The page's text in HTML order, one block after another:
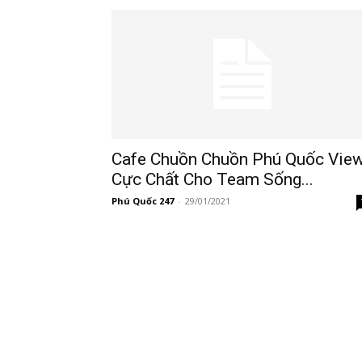
Cafe Chuồn Chuồn Phú Quốc
Cực Chất Cho Team Sống...
Phú Quốc 247 - 29/01/2021